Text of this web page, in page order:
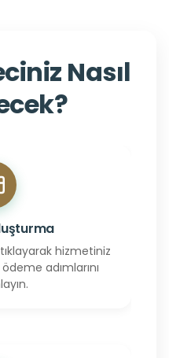
Nasıl
hizmetiniz
adımlarını